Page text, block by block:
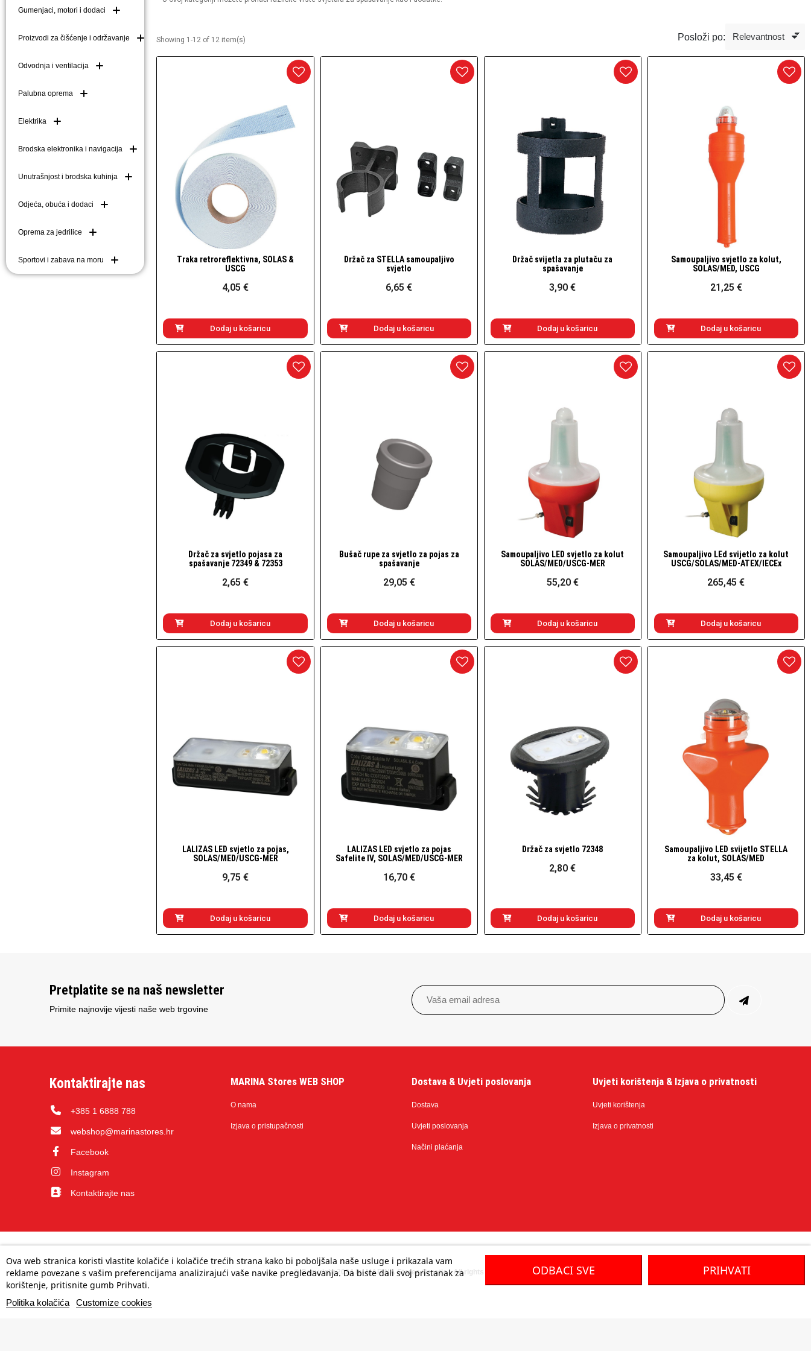
Brodske ljestve i dodaci
Gumenjaci, motori i dodaci
Proizvodi za čišćenje i održavanje
Odvodnja i ventilacija
Palubna oprema
Elektrika
Brodska elektronika i navigacija
Unutrašnjost i brodska kuhinja
Odjeća, obuća i dodaci
Oprema za jedrilice
Sportovi i zabava na moru
Showing 1-12 of 12 item(s) Posloži po:
Brzi pogled
Traka retroreflektivna, SOLAS &
USCG
4,05 €
Dodaj u košaricu
Brzi pogled
Držač za STELLA samoupaljivo
svjetlo
6,65 €
Dodaj u košaricu
Brzi pogled
Držač svijetla za plutaču za
spašavanje
3,90 €
Dodaj u košaricu
Brzi pogled
Samoupaljivo svjetlo za kolut,
SOLAS/MED, USCG
21,25 €
Dodaj u košaricu
Brzi pogled
Držač za svjetlo pojasa za
spašavanje 72349 & 72353
2,65 €
Dodaj u košaricu
Brzi pogled
Bušač rupe za svjetlo za pojas za
spašavanje
29,05 €
Dodaj u košaricu
Brzi pogled
Samoupaljivo LED svjetlo za kolut
SOLAS/MED/USCG-MER
55,20 €
Dodaj u košaricu
Brzi pogled
Samoupaljivo LEd svijetlo za kolut
USCG/SOLAS/MED-ATEX/IECEx
265,45 €
Dodaj u košaricu
Brzi pogled
LALIZAS LED svjetlo za pojas,
SOLAS/MED/USCG-MER
9,75 €
Dodaj u košaricu
Brzi pogled
LALIZAS LED svjetlo za pojas
Safelite IV, SOLAS/MED/USCG-MER
16,70 €
Dodaj u košaricu
Brzi pogled
Držač za svjetlo 72348
2,80 €
Dodaj u košaricu
Brzi pogled
Samoupaljivo LED svijetlo STELLA
za kolut, SOLAS/MED
33,45 €
Dodaj u košaricu
Pretplatite se na naš newsletter
Primite najnovije vijesti naše web trgovine
Kontaktirajte nas
+385 1 6888 788
webshop@marinastores.hr
Facebook
Instagram
Kontaktirajte nas
MARINA Stores WEB SHOP
O nama
Izjava o pristupačnosti
Dostava & Uvjeti poslovanja
Dostava
Uvjeti poslovanja
Načini plaćanja
Uvjeti korištenja & Izjava o privatnosti
Uvjeti korištenja
Izjava o privatnosti
© Copyright 2024 by MARINA Stores Croatia - All rights reserved
Ova web stranica koristi vlastite kolačiće i kolačiće trećih strana kako bi poboljšala naše usluge i prikazala vam
reklame povezane s vašim preferencijama analizirajući vaše navike pregledavanja. Da biste dali svoj pristanak za
korištenje, pritisnite gumb Prihvati.
Politika kolačića Customize cookies
ODBACI SVE PRIHVATI